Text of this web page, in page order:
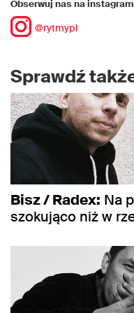
Obserwuj nas na
@rytmypl
Sprawdź
Bisz / Radex: Na
szokująco niż w